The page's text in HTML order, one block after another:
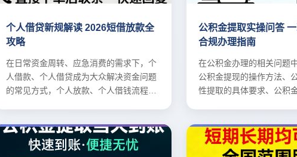
个人借贷新规解读 2026短借放款全
攻略
在日常资金周转、应急消费的需求下，个
人借款、个人借贷成为大众解决资金问题
的常见方式，个人放款、个人借钱流程详
公积金提取实操问答
合规办理指南
在公积金办理的相关问题
公积金提现的操作方法、
性提取的具体要求、公积